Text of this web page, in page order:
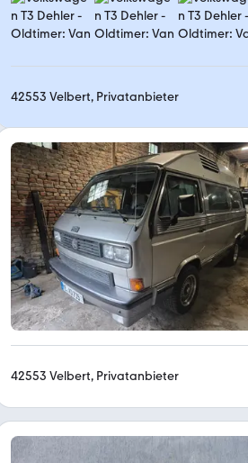
42553 Velbert, Privatanbieter
42553 Velbert, Privatanbieter